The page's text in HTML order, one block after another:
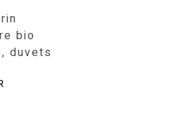
bio
duvets